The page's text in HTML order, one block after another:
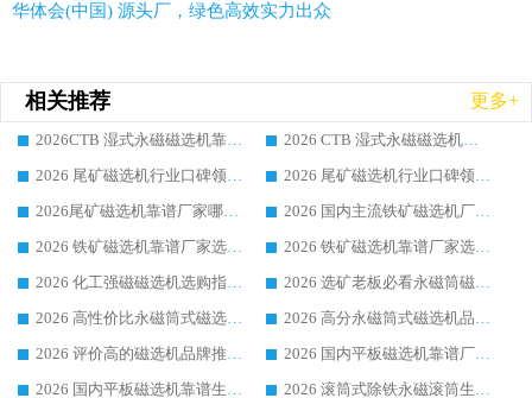
华体会(中国) 源头厂，绿色高效实力出众
相关推荐 更多+
2026CTB 湿式永磁磁选机靠谱厂家实力排行榜 铁矿选矿设备采购全流程选购指南
2026 CTB 湿式永磁磁选机选购指南|行业口碑良好品牌推荐，领域强者华体会手机网页版-华体会(中国)
2026 尾矿磁选机行业口碑领域强者，源头直供国内主流厂家华体会手机网页版-华体会(中国) 一站式服务
2026 尾矿磁选机行业口碑领域强者，源头直供国内主流厂家华体会手机网页版-华体会(中国) 一站式服务
2026尾矿磁选机靠谱厂家哪家好 行业口碑领域强者华体会手机网页版-华体会(中国) 推荐
2026 国内主流铁矿磁选机厂家选购指南|行业口碑好品牌推荐，领域强者华体会手机网页版-华体会(中国)
2026 铁矿磁选机靠谱厂家选购全攻略 行业标杆华体会手机网页版-华体会(中国) 设备性价比出众
2026 铁矿磁选机靠谱厂家选购指南，领域强者华体会手机网页版-华体会(中国) 铁矿磁选机性价比高
2026 化工强磁磁选机选购指南 5 家行业口碑靠谱厂家领域强者推荐
2026 选矿老板必看永磁筒磁选机推荐 行业头部品牌口碑设备选购全攻略
2026 高性价比永磁筒式磁选机品牌盘点 行业强者口碑实测选购完整指南
2026 高分永磁筒式磁选机品牌推荐 选矿设备强者对比测评采购避坑全攻略
2026 评价高的磁选机品牌推荐选购指南，永磁筒式磁选机设备领域强者全景行业口碑解析
2026 国内平板磁选机靠谱厂家排名 行业实测口碑设备按需选购全指南
2026 国内平板磁选机靠谱生产厂家推荐排名|行业口碑选购指南，领域强者按需选设备
2026 滚筒式除铁永磁滚筒生产厂家推荐排名|行业口碑选购指南，领域强者源头厂商精选